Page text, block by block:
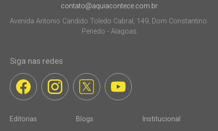
contato@aquiacontece.com.br
Avenida Antonio Candido Toledo Cabral, 149, Dom Constantino.
Penedo - Alagoas
Siga nas redes
Editorias Blogs Institucional